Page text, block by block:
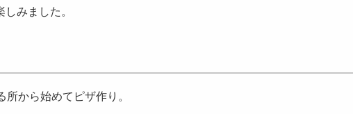
みました。
から始めてピザ作り。